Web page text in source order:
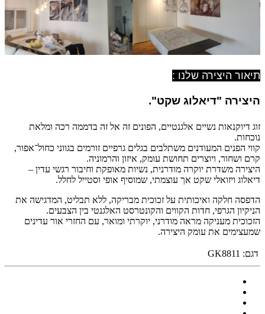
תיאור היצירה שלנו :
היצירה "דיאלוג שקט".
זוג דיוקנאות נשיים אלגנטיים, הפונים זה אל זה בדממה רכה ומלאת
נוכחות.
קווי הפנים המעודנים משתלבים בגלים גרפיים זורמים בגווני כחול־אפור,
קרם ושחור, ויוצרים תחושת עומק, איזון והרמוניה.
היצירה משדרת יוקרה מודרנית, נשיות מאופקת וחיבור רגשי עדין –
דיאלוג ויזואלי שקט אך עוצמתי, שמוסיף אופי וסטייל לחלל.
הדפסה חלקה ואיכותית על זכוכית מבריקה, ללא תבליט, המדגישה את
הניקיון הגרפי, חדות הקווים והקונטרסט האלגנטי בין הצבעים.
הזכוכית מעניקה מראה מודרני, יוקרתי ומואר, עם החזרי אור עדינים
שמעצימים את עומק היצירה.
דגם: GK8811